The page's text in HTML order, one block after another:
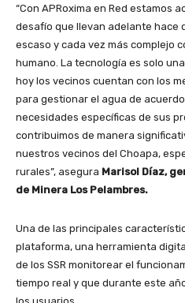
“Con APRoxima en Red estamos
desafío que llevan adelante hace
escaso y cada vez más complejo
humano. La tecnología es solo
hoy los vecinos cuentan con los
para gestionar el agua de
necesidades específicas de sus
contribuimos de manera
nuestros vecinos del Choapa,
rurales”, asegura Marisol Díaz,
de Minera Los Pelambres.
Una de las principales
plataforma, una herramienta
de los SSR monitorear el
tiempo real y que durante este